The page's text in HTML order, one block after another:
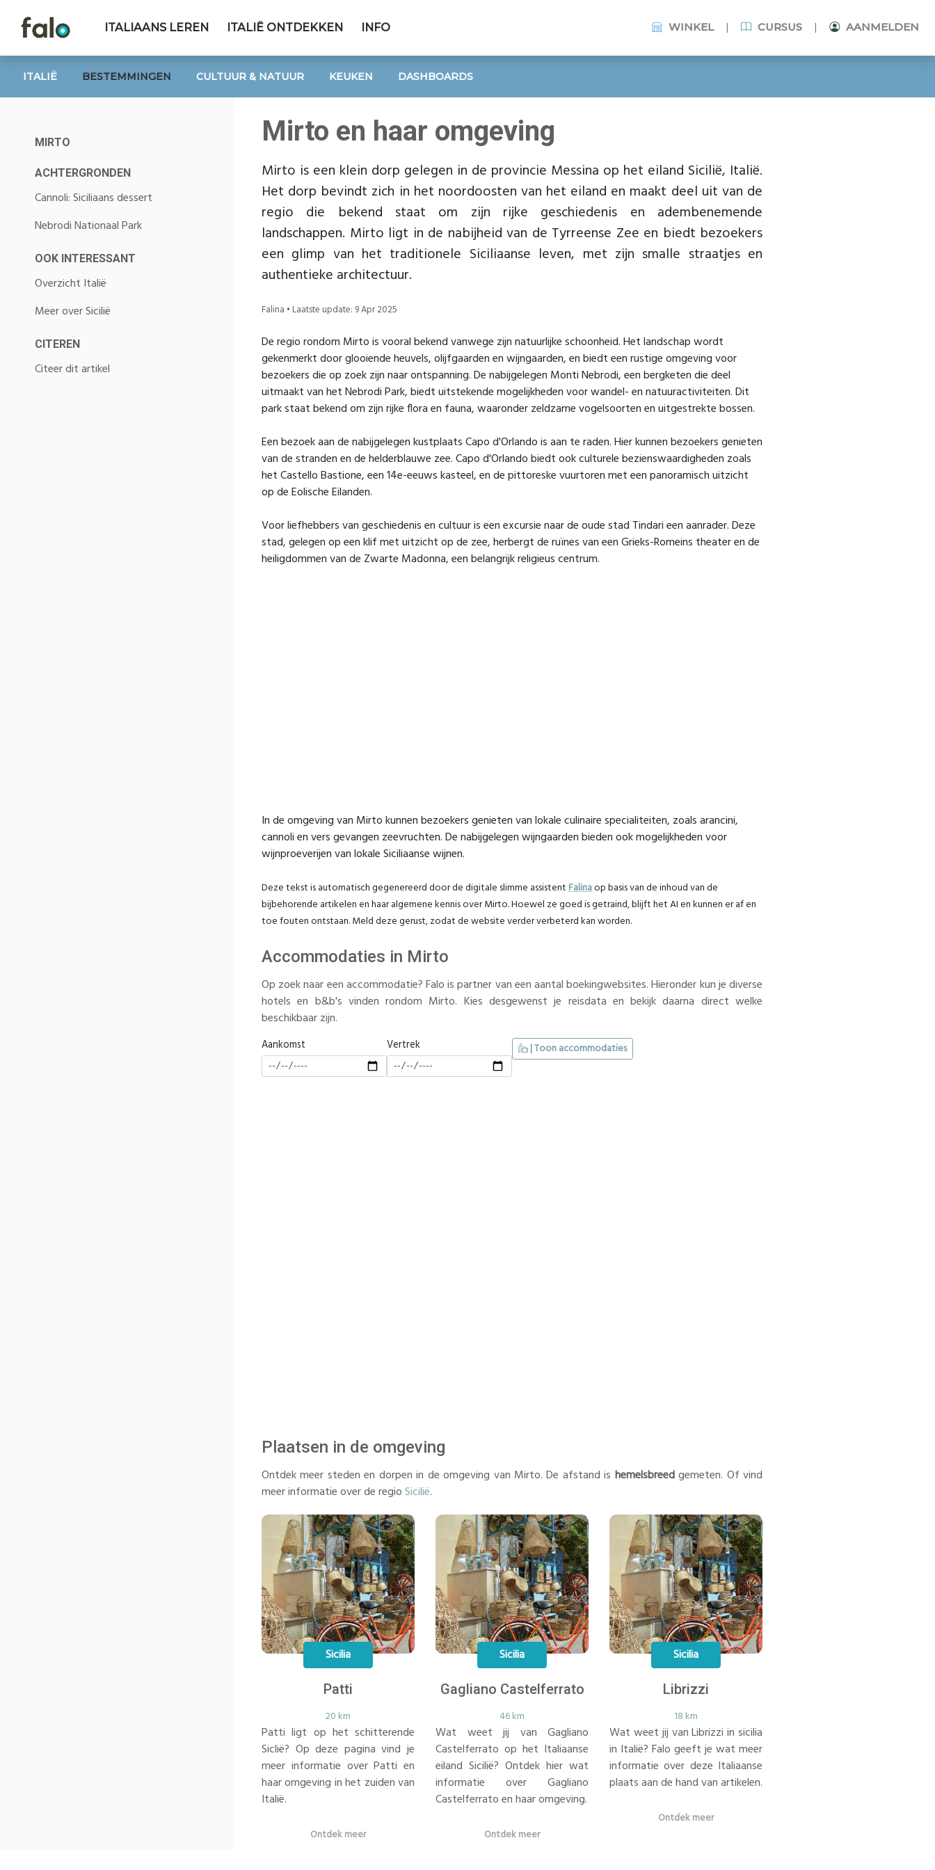
ITALIAANS LEREN ITALIË ONTDEKKEN INFO WINKEL | CURSUS | AANMELDEN
ITALIË BESTEMMINGEN CULTUUR & NATUUR KEUKEN DASHBOARDS
Mirto en haar omgeving
Mirto is een klein dorp gelegen in de provincie Messina op het eiland Sicilië, Italië.
Het dorp bevindt zich in het noordoosten van het eiland en maakt deel uit van de
regio die bekend staat om zijn rijke geschiedenis en adembenemende
landschappen. Mirto ligt in de nabijheid van de Tyrreense Zee en biedt bezoekers
een glimp van het traditionele Siciliaanse leven, met zijn smalle straatjes en
authentieke architectuur.
Falina • Laatste update: 9 Apr 2025
De regio rondom Mirto is vooral bekend vanwege zijn natuurlijke schoonheid. Het landschap wordt
gekenmerkt door glooiende heuvels, olijfgaarden en wijngaarden, en biedt een rustige omgeving voor
bezoekers die op zoek zijn naar ontspanning. De nabijgelegen Monti Nebrodi, een bergketen die deel
uitmaakt van het Nebrodi Park, biedt uitstekende mogelijkheden voor wandel- en natuuractiviteiten. Dit
park staat bekend om zijn rijke flora en fauna, waaronder zeldzame vogelsoorten en uitgestrekte bossen.
Een bezoek aan de nabijgelegen kustplaats Capo d'Orlando is aan te raden. Hier kunnen bezoekers genieten
van de stranden en de helderblauwe zee. Capo d'Orlando biedt ook culturele bezienswaardigheden zoals
het Castello Bastione, een 14e-eeuws kasteel, en de pittoreske vuurtoren met een panoramisch uitzicht
op de Eolische Eilanden.
Voor liefhebbers van geschiedenis en cultuur is een excursie naar de oude stad Tindari een aanrader. Deze
stad, gelegen op een klif met uitzicht op de zee, herbergt de ruïnes van een Grieks-Romeins theater en de
heiligdommen van de Zwarte Madonna, een belangrijk religieus centrum.
In de omgeving van Mirto kunnen bezoekers genieten van lokale culinaire specialiteiten, zoals arancini,
cannoli en vers gevangen zeevruchten. De nabijgelegen wijngaarden bieden ook mogelijkheden voor
wijnproeverijen van lokale Siciliaanse wijnen.
Deze tekst is automatisch gegenereerd door de digitale slimme assistentFalinaop basis van de inhoud van de
bijbehorende artikelen en haar algemene kennis over Mirto. Hoewel ze goed is getraind, blijft het AI en kunnen er af en
toe fouten ontstaan. Meld deze gerust, zodat de website verder verbeterd kan worden.
Accommodaties in Mirto
Op zoek naar een accommodatie? Falo is partner van een aantal boekingwebsites. Hieronder kun je diverse
hotels en b&b's vinden rondom Mirto. Kies desgewenst je reisdata en bekijk daarna direct welke
beschikbaar zijn.
Aankomst Vertrek | Toon accommodaties
Plaatsen in de omgeving
Ontdek meer steden en dorpen in de omgeving van Mirto. De afstand is hemelsbreedgemeten. Of vind
meer informatie over de regioSicilië.
Sicilia
Patti
20 km
Patti ligt op het schitterende
Siclië? Op deze pagina vind je
meer informatie over Patti en
haar omgeving in het zuiden van
Italië.
Ontdek meer
Sicilia
Gagliano Castelferrato
46 km
Wat weet jij van Gagliano
Castelferrato op het Italiaanse
eiland Sicilië? Ontdek hier wat
informatie over Gagliano
Castelferrato en haar omgeving.
Ontdek meer
Sicilia
Librizzi
18 km
Wat weet jij van Librizzi in sicilia
in Italië? Falo geeft je wat meer
informatie over deze Italiaanse
plaats aan de hand van artikelen.
Ontdek meer
MIRTO
ACHTERGRONDEN
Cannoli: Siciliaans dessert
Nebrodi Nationaal Park
OOK INTERESSANT
Overzicht Italië
Meer over Sicilië
CITEREN
Citeer dit artikel